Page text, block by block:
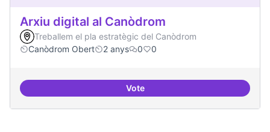
Arxiu digital al Canòdrom
Treballem el pla estratègic del Canòdrom
Canòdrom Obert
2 anys 0 0
VoteArxiu digital al Canòdrom